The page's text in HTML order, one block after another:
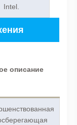
Intel.
описание